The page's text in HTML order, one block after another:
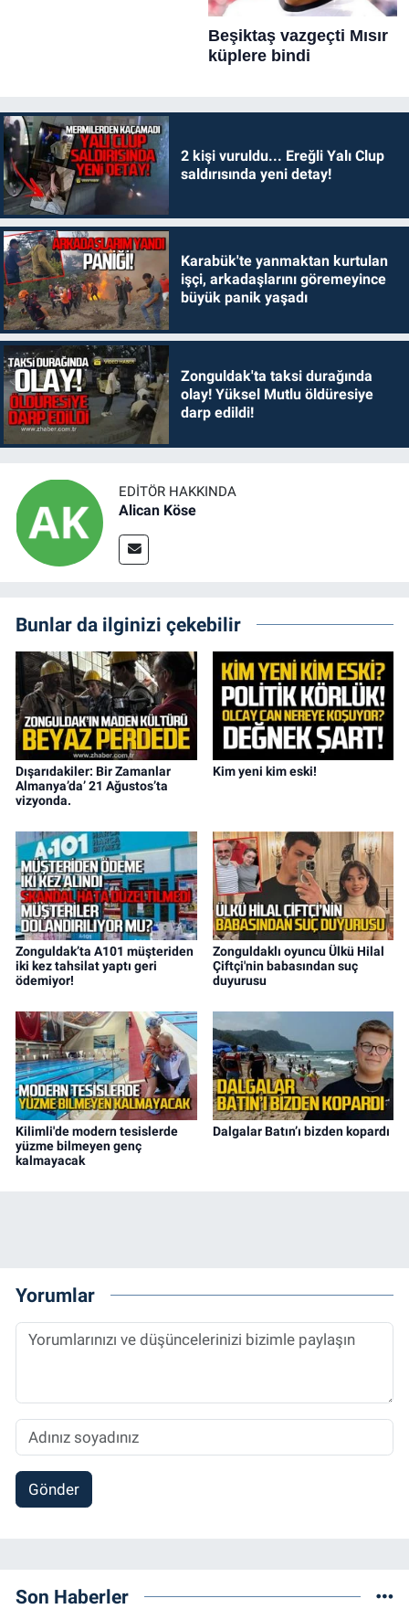
2 kişi vuruldu... Ereğli Yalı Clup
saldırısında yeni detay!
Karabük'te yanmaktan kurtulan
işçi, arkadaşlarını göremeyince
büyük panik yaşadı
Zonguldak'ta taksi durağında
olay! Yüksel Mutlu öldüresiye
darp edildi!
EDITÖR HAKKINDA
Alican Köse
Bunlar da ilginizi çekebilir
Dışarıdakiler: Bir Zamanlar
Almanya’da’ 21 Ağustos’ta
vizyonda.
Kim yeni kim eski!
Zonguldak’ta A101 müşteriden
iki kez tahsilat yaptı geri
ödemiyor!
Zonguldaklı oyuncu Ülkü Hilal
Çiftçi'nin babasından suç
duyurusu
Kilimli'de modern tesislerde
yüzme bilmeyen genç
kalmayacak
Dalgalar Batın’ı bizden kopardı
Yorumlar
Gönder
Son Haberler